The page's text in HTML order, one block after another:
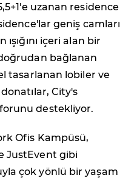
uzanan residence
geniş camları
içeri alan bir
bağlanan
tasarlanan lobiler ve
City's
destekliyor.
Ofis Kampüsü,
JustEvent gibi
çok yönlü bir yaşam